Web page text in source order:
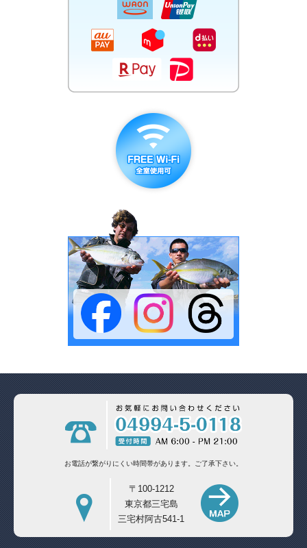
お電話が繋がりにくい時間帯があります。 ご了承下さい。
〒100-1212
東京都三宅島
三宅村阿古541-1